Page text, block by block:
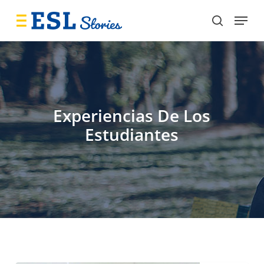
content
search
Menu
Experiencias De Los
Estudiantes